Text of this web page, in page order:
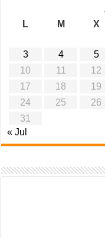
L
M X
3
4 5
10
11 12
17
18 19
24
25 26
31
« Jul